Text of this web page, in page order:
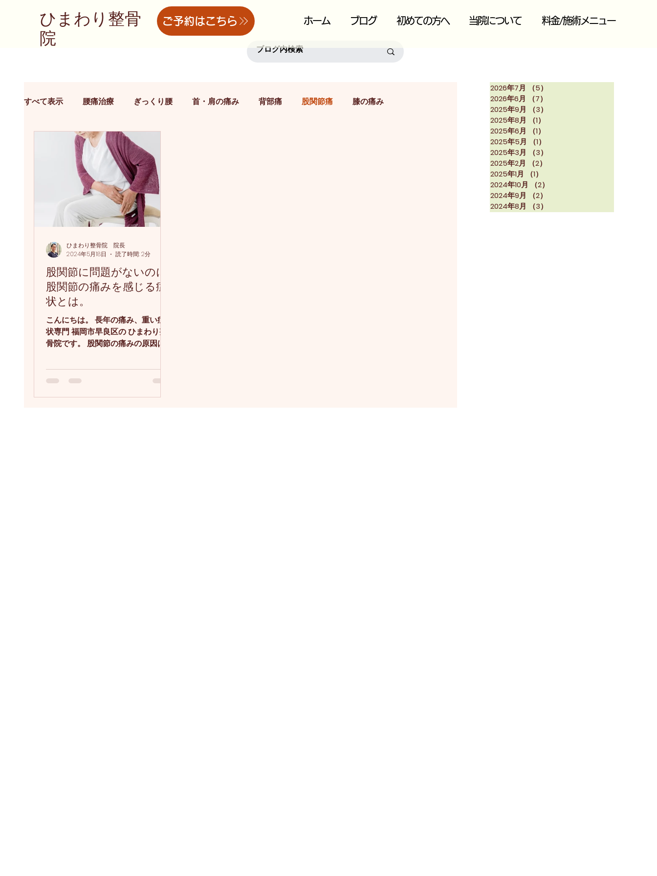
ひまわり整骨
院
ご予約はこちら ホーム ブログ 初めての方へ 当院について 料金/施術メニュー
すべて表示 腰痛治療 ぎっくり腰 首・肩の痛み 背部痛 股関節痛 膝の痛み
オスグット治療 院長のつぶやき
股関節に問題がないのに
股関節の痛みを感じる症
状とは。
こんにちは。 長年の痛み、重い症
状専門 福岡市早良区の ひまわり整
骨院です。 股関節の痛みの原因は
信じますか? 今回は転倒による股関
節の痛みを 股関節 腰 下肢 を 一切
ひまわり整骨院 院長
2024年5月18日
読了時間: 2分
2026年7月 （5）
2026年6月
（7）
2025年9月
（3）
2025年8月
（1）
2025年6月
（1）
2025年5月
（1）
2025年3月
（3）
2025年2月
（2）
2025年1月
（1）
2024年10月
（2）
2024年9月
（2）
2024年8月
（3）